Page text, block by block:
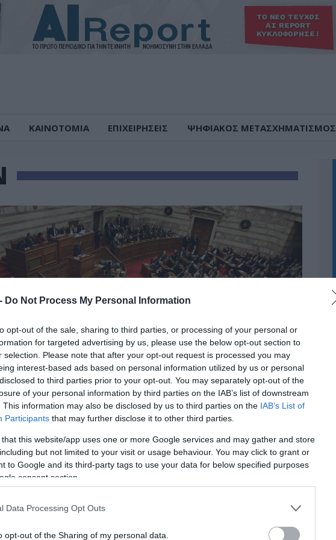
Do Not Process My Personal Information
opt-out of the sale, sharing to third parties, or processing of your personal or
for targeted advertising by us, please use the below opt-out section to
selection. Please note that after your opt-out request is processed you may
interest-based ads based on personal information utilized by us or personal
to third parties prior to your opt-out. You may separately opt-out of the
of your personal information by third parties on the IAB’s list of downstream
This information may also be disclosed by us to third parties on the IAB’s List of
Participants that may further disclose it to other third parties.
that this website/app uses one or more Google services and may gather and store
but not limited to your visit or usage behaviour. You may click to grant or
to Google and its third-party tags to use your data for below specified purposes
consent section.
Data Processing Opt Outs
opt-out of the Sharing of my personal data.
ΚΑΙΝΟΤΟΜΙΑ ΕΠΙΧΕΙΡΗΣΕΙΣ ΨΗΦΙΑΚΟΣ ΜΕΤΑΣΧΗΜΑΤΙΣΜΟΣ